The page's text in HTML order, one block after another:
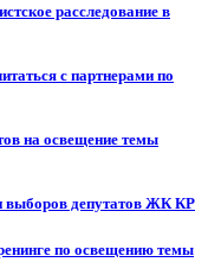
расследование в
с партнерами по
на освещение темы
выборов депутатов ЖК КР
по освещению темы